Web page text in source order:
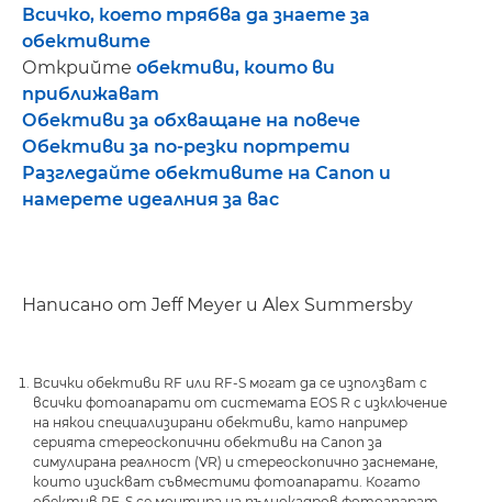
Всичко, което трябва да знаете за
обективите
Открийте обективи, които ви
приближават
Обективи за обхващане на повече
Обективи за по-резки портрети
Разгледайте обективите на Canon и
намерете идеалния за вас
Написано от Jeff Meyer и Alex Summersby
Всички обективи RF или RF-S могат да се използват с
всички фотоапарати от системата EOS R с изключение
на някои специализирани обективи, като например
серията стереоскопични обективи на Canon за
симулирана реалност (VR) и стереоскопично заснемане,
които изискват съвместими фотоапарати. Когато